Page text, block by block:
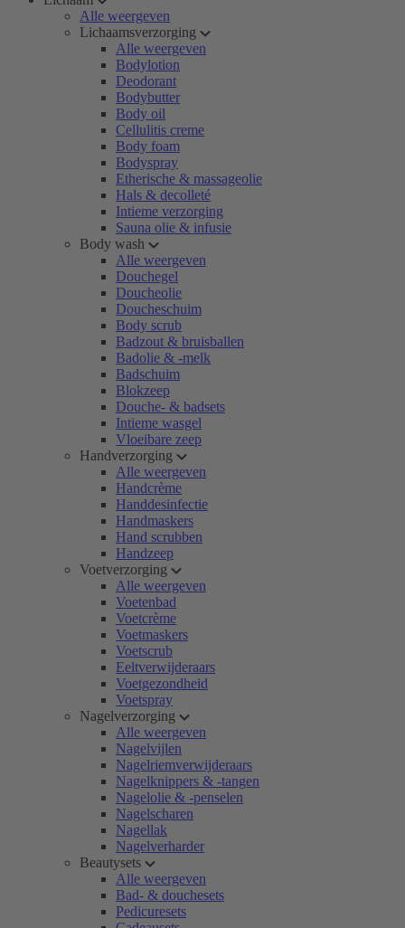
Alle weergeven
Lichaamsverzorging
Alle weergeven
Bodylotion
Deodorant
Bodybutter
Body oil
Cellulitis creme
Body foam
Bodyspray
Etherische & massageolie
Hals & decolleté
Intieme verzorging
Sauna olie & infusie
Body wash
Alle weergeven
Douchegel
Doucheolie
Doucheschuim
Body scrub
Badzout & bruisballen
Badolie & -melk
Badschuim
Blokzeep
Douche- & badsets
Intieme wasgel
Vloeibare zeep
Handverzorging
Alle weergeven
Handcrème
Handdesinfectie
Handmaskers
Hand scrubben
Handzeep
Voetverzorging
Alle weergeven
Voetenbad
Voetcrème
Voetmaskers
Voetscrub
Eeltverwijderaars
Voetgezondheid
Voetspray
Nagelverzorging
Alle weergeven
Nagelvijlen
Nagelriemverwijderaars
Nagelknippers & -tangen
Nagelolie & -penselen
Nagelscharen
Nagellak
Nagelverharder
Beautysets
Alle weergeven
Bad- & douchesets
Pedicuresets